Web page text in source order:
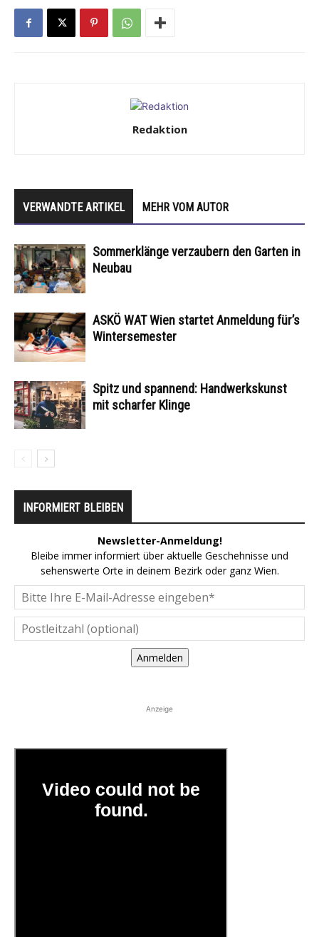
Redaktion
VERWANDTE ARTIKEL MEHR VOM AUTOR
Sommerklänge verzaubern den Garten in
Neubau
ASKÖ WAT Wien startet Anmeldung für’s
Wintersemester
Spitz und spannend: Handwerkskunst
mit scharfer Klinge
INFORMIERT BLEIBEN
Newsletter-Anmeldung!
Bleibe immer informiert über aktuelle Geschehnisse und
sehenswerte Orte in deinem Bezirk oder ganz Wien.
Anmelden
Anzeige